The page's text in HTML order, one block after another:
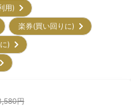
利用)
楽券(買い回りに)
に)
円